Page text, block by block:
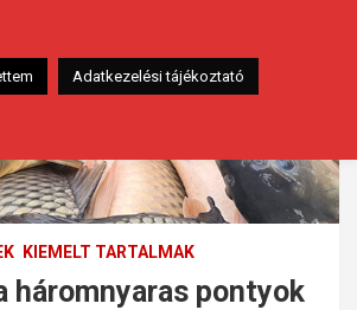
KIEMELT TARTALMAK
háromnyaras pontyok
Adatkezelési tájékoztató